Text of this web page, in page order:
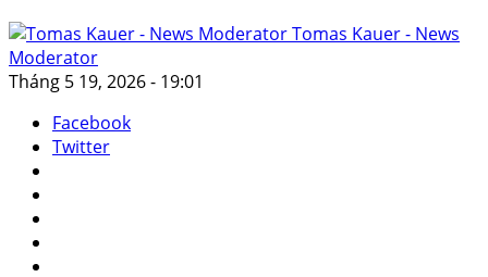
Tomas Kauer - News
Moderator
Tháng 5 19, 2026 - 19:01
Facebook
Twitter